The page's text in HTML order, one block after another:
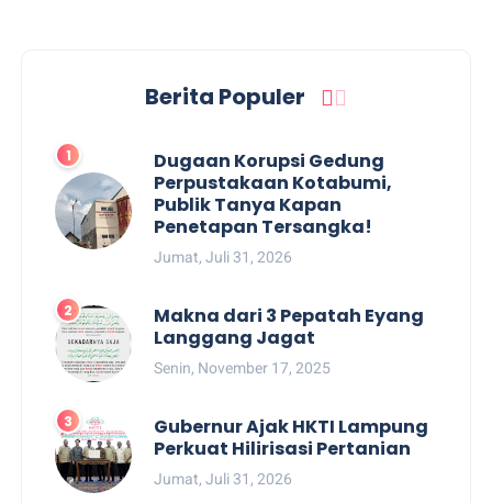
Berita Populer
Dugaan Korupsi Gedung
Perpustakaan Kotabumi,
Publik Tanya Kapan
Penetapan Tersangka!
Jumat, Juli 31, 2026
Makna dari 3 Pepatah Eyang
Langgang Jagat
Senin, November 17, 2025
Gubernur Ajak HKTI Lampung
Perkuat Hilirisasi Pertanian
Jumat, Juli 31, 2026